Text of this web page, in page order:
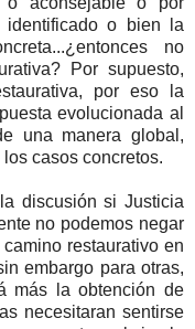
o bien la
no
Por supuesto,
por eso la
evolucionada al
una manera global,
casos concretos.
discusión si Justicia
no podemos negar
restaurativo en
embargo para otras,
más la obtención de
necesitaran sentirse